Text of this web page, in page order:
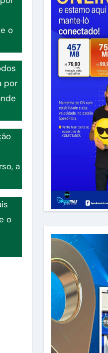
o
por
a
o